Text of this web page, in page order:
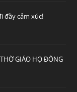
đầy cảm xúc!
GIÁO HỌ ĐÔNG